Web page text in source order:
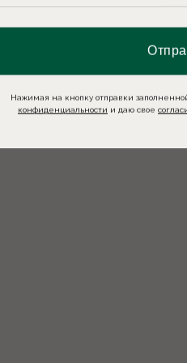
Нажимая на кнопку отправки
конфиденциальности и даю свое